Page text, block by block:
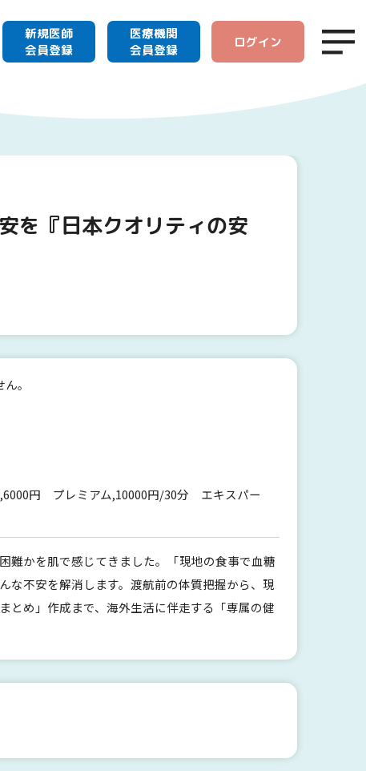
新規医師
会員登録
医療機関
会員登録
ログイン
を『日本クオリティの安
。
円 プレミアム,10000円/30分 エキスパー
難かを肌で感じてきました。「現地の食事で血糖
不安を解消します。渡航前の体質把握から、現
とめ」作成まで、海外生活に伴走する「専属の健